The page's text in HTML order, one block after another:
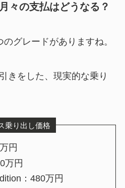
々の支払はどうなる？
グレードがありますね。
きをした、現実的な乗り
乗り出し価格
円
万円
：480万円